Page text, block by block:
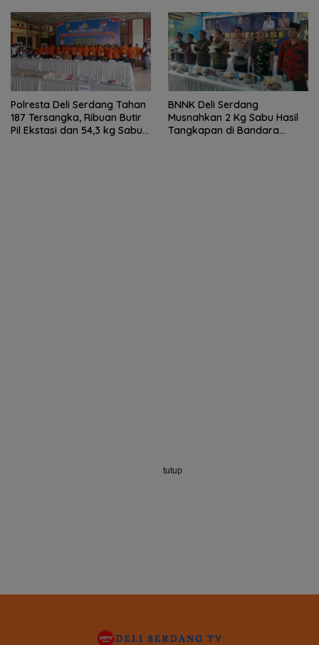
Polresta Deli Serdang Tahan
187 Tersangka, Ribuan Butir
Pil Ekstasi dan 54,3 kg Sabu
BNNK Deli Serdang
Musnahkan 2 Kg Sabu Hasil
Tangkapan di Bandara
tutup